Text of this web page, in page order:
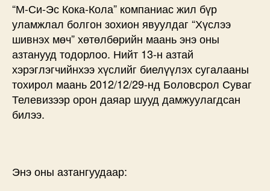
“М-Си-Эс Кока-Кола” компаниас жил бүр
уламжлал болгон зохион явуулдаг “Хүслээ
шивнэх мөч” хөтөлбөрийн маань энэ оны
азтанууд тодорлоо. Нийт 13-н азтай
хэрэглэгчийнхээ хүслийг биелүүлэх сугалааны
тохирол маань 2012/12/29-нд Боловсрол Суваг
Телевизээр орон даяар шууд дамжуулагдсан
билээ.
Энэ оны азтангуудаар: